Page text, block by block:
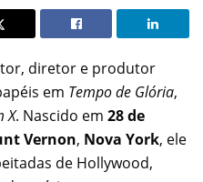
diretor e produtor
em Tempo de Glória,
X. Nascido em 28 de
Vernon, Nova York, ele
de Hollywood,